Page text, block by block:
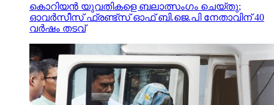
കൊറിയൻ യുവതികളെ ബലാത്സംഗം ചെയ്തു;
ഓവർസീസ് ഫ്രണ്ട്സ് ഓഫ് ബി.ജെ.പി നേതാവിന് 40
വർഷം തടവ്